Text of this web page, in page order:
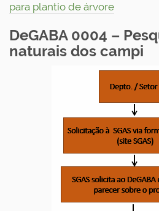
para plantio de árvore
DeGABA 0004 –
naturais dos campi